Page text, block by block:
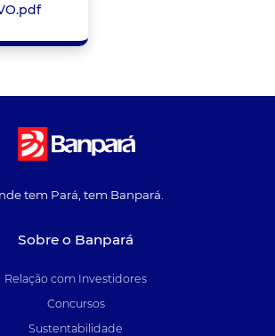
tem Pará, tem Banpará.
Sobre o Banpará
Relação com Investidores
Concursos
Sustentabilidade